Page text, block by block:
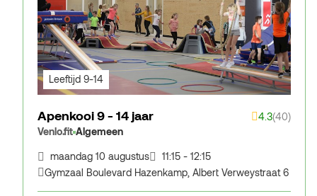
Leeftijd 9-14
Apenkooi 9 - 14 jaar 4.3(40)
Venlo.fit Algemeen
maandag 10 augustus
11:15 - 12:15
Gymzaal Boulevard Hazenkamp Albert Verweystraat 6